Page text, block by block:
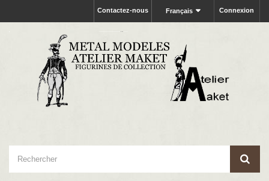
Connexion
Français
Contactez-nous